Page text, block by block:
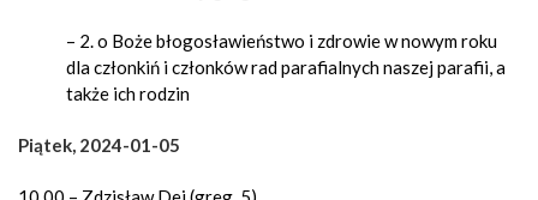
– 2. o Boże błogosławieństwo i zdrowie w nowym roku
dla członkiń i członków rad parafialnych naszej parafii, a
także ich rodzin
Piątek, 2024-01-05